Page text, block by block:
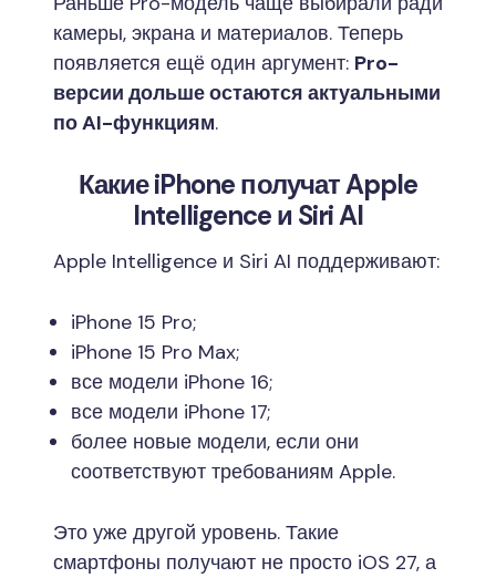
камеры, экрана и материалов. Теперь
появляется ещё один аргумент: Pro-
версии дольше остаются актуальными
по AI-функциям.
Какие iPhone получат Apple
Intelligence и Siri AI
Apple Intelligence и Siri AI поддерживают:
iPhone 15 Pro;
iPhone 15 Pro Max;
все модели iPhone 16;
все модели iPhone 17;
более новые модели, если они
соответствуют требованиям Apple.
Это уже другой уровень. Такие
смартфоны получают не просто iOS 27, а